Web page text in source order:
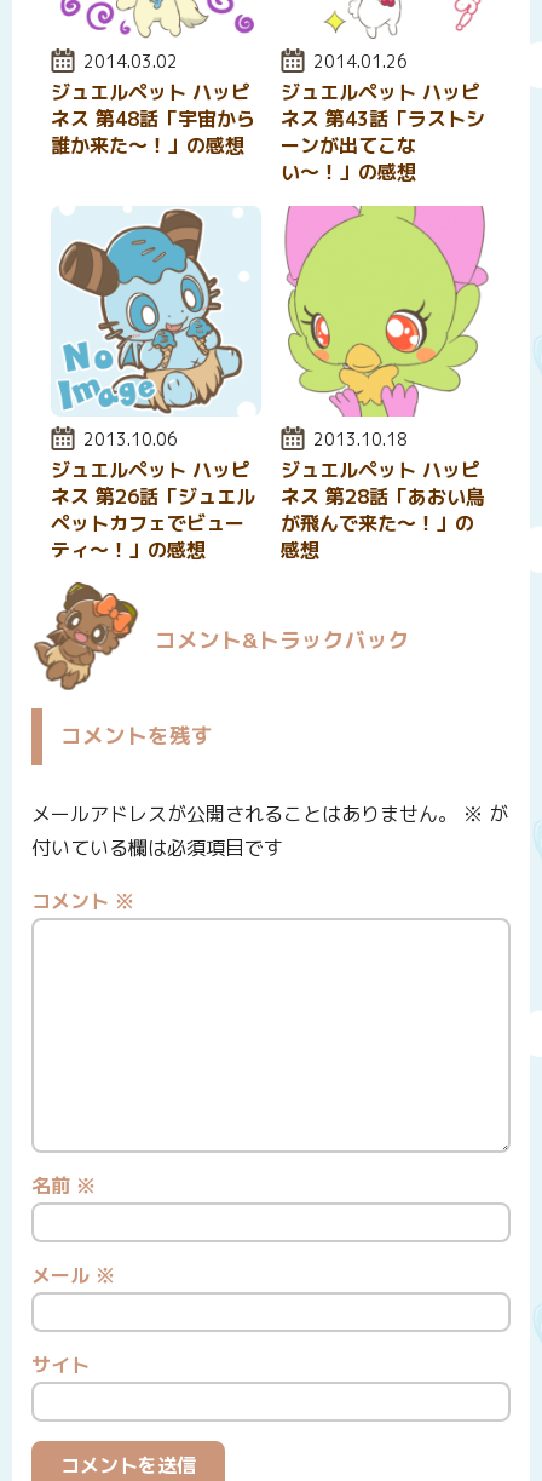
投稿日:
2014.03.02
ジュエルペット ハッピ
ネス 第48話「宇宙から
誰か来た〜！」の感想
投稿日:
2014.01.26
ジュエルペット ハッピ
ネス 第43話「ラストシ
ーンが出てこな
い〜！」の感想
投稿日:
2013.10.06
ジュエルペット ハッピ
ネス 第26話「ジュエル
ペットカフェでビュー
ティ～！」の感想
投稿日:
2013.10.18
ジュエルペット ハッピ
ネス 第28話「あおい鳥
が飛んで来た～！」の
感想
コメント&トラックバック
コメントを残す
メールアドレスが公開されることはありません。 ※ が
付いている欄は必須項目です
コメント ※
名前 ※
メール ※
サイト